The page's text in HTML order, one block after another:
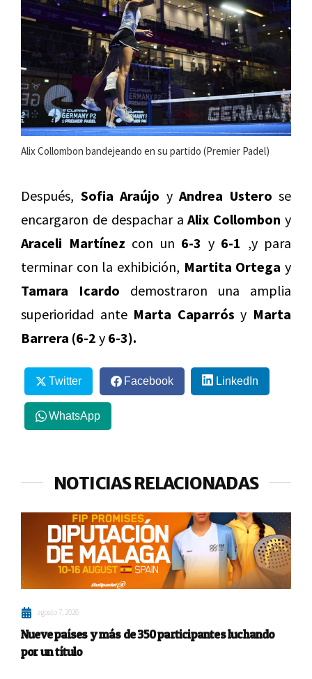
Alix Collombon bandejeando en su partido (Premier Padel)
Después, Sofia Araújo y Andrea Ustero se
encargaron de despachar aAlix Collombon y
Araceli Martínez con un 6-3 y 6-1 ,y para
terminar con la exhibición, Martita Ortega y
Tamara Icardo demostraron una amplia
superioridad ante Marta Caparrós y Marta
Barrera (6-2 y 6-3).
Twitter Facebook LinkedIn
WhatsApp
NOTICIAS RELACIONADAS
agosto 7, 2026
Nueve países y más de 350 participantes luchando
por un título